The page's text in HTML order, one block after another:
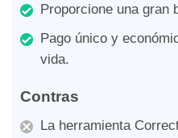
Proporcione una gran
Pago único y
vida.
Contras
La herramienta